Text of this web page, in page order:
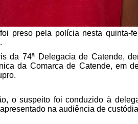
preso pela polícia nesta quinta-
da 74ª Delegacia de Catende,
da Comarca de Catende, em
o suspeito foi conduzido à
na audiência de